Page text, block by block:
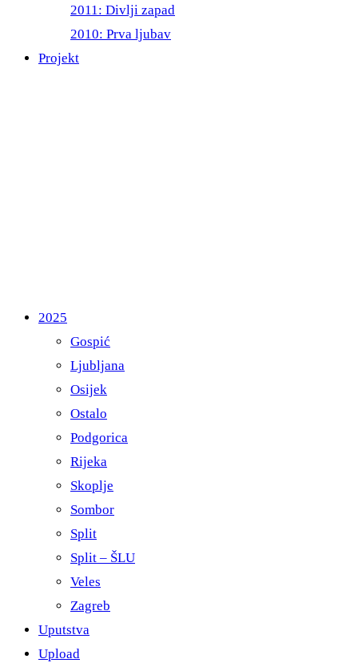
2011: Divlji zapad
2010: Prva ljubav
Projekt
2025
Gospić
Ljubljana
Osijek
Ostalo
Podgorica
Rijeka
Skoplje
Sombor
Split
Split – ŠLU
Veles
Zagreb
Uputstva
Upload